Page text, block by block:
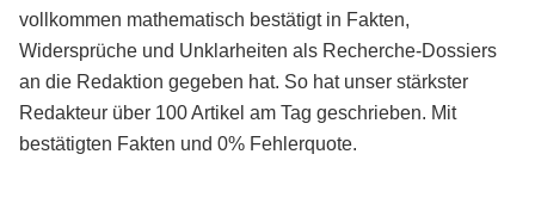
vollkommen mathematisch bestätigt in Fakten,
Widersprüche und Unklarheiten als Recherche-Dossiers
an die Redaktion gegeben hat. So hat unser stärkster
Redakteur über 100 Artikel am Tag geschrieben. Mit
bestätigten Fakten und 0% Fehlerquote.